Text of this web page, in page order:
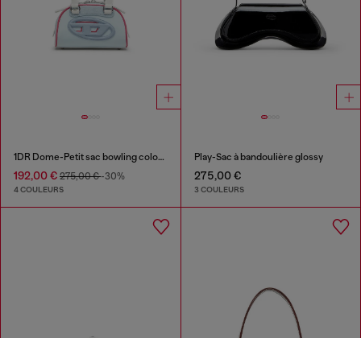
1DR Dome-Petit sac bowling color-block
192,00 € 275,00 €-30%
4 COULEURS
Play-Sac à bandoulière glossy
275,00 €
3 COULEURS